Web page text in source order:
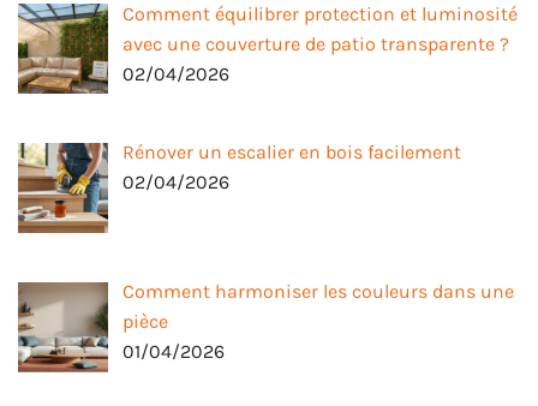
Comment équilibrer protection et luminosité
avec une couverture de patio transparente ?
02/04/2026
Rénover un escalier en bois facilement
02/04/2026
Comment harmoniser les couleurs dans une
pièce
01/04/2026